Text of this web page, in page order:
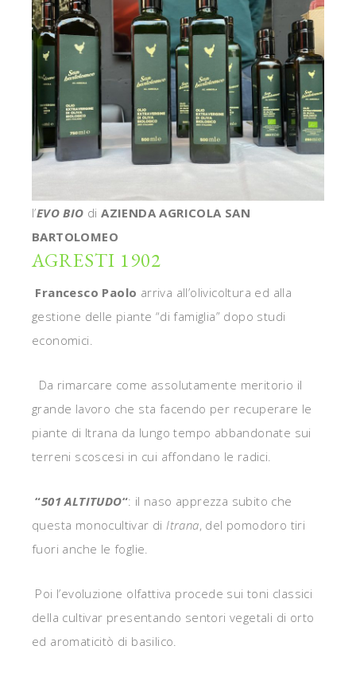
l’EVO BIO diAZIENDA AGRICOLA SAN
BARTOLOMEO
AGRESTI 1902
Francesco Paolo arriva all’olivicoltura ed alla
gestione delle piante “di famiglia” dopo studi
economici.
Da rimarcare come assolutamente meritorio il
grande lavoro che sta facendo per recuperare le
piante di Itrana da lungo tempo abbandonate sui
terreni scoscesi in cui affondano le radici.
“501 ALTITUDO“: il naso apprezza subito che
questa monocultivar diItrana, del pomodoro tiri
fuori anche le foglie.
Poi l’evoluzione olfattiva procede sui toni classici
della cultivar presentando sentori vegetali di orto
ed aromaticitò di basilico.